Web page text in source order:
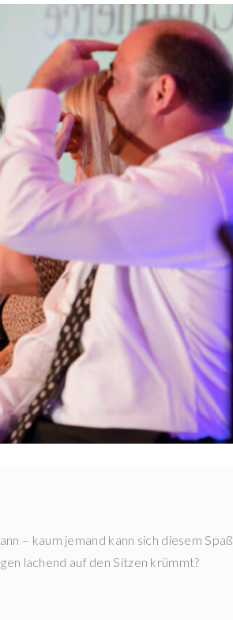
– kaum jemand kann sich diesem Spaß
lachend auf den Sitzen krümmt?